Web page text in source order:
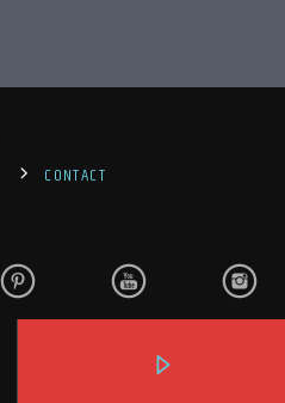
CONTACT